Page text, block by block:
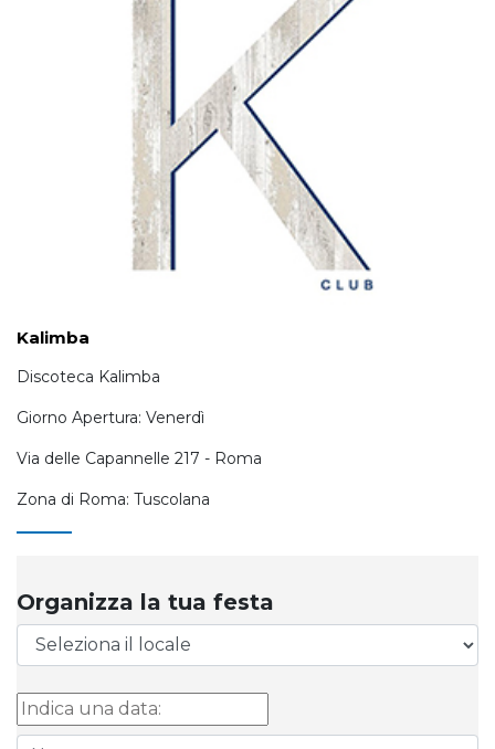
Kalimba
Discoteca Kalimba
Giorno Apertura: Venerdì
Via delle Capannelle 217 - Roma
Zona di Roma: Tuscolana
Organizza la tua festa